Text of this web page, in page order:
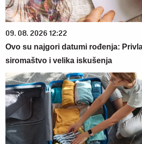
09. 08. 2026 12:22
Ovo su najgori datumi rođenja:
siromaštvo i velika iskušenja